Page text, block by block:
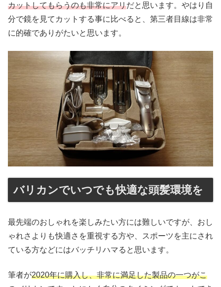
カットしてもらうのも非常にアリだと思います。やはり自
分で鏡を見てカットする事に比べると、第三者目線は非常
に的確でありがたいと思います。
バリカンでいつでも快適な頭髪環境を
最先端のおしゃれを楽しみたい方には難しいですが、おし
ゃれさよりも快適さを重視する方や、スポーツを主にされ
ている方などにはバッチリハマると思います。
筆者が2020年に購入し、非常に満足した製品の一つがこ